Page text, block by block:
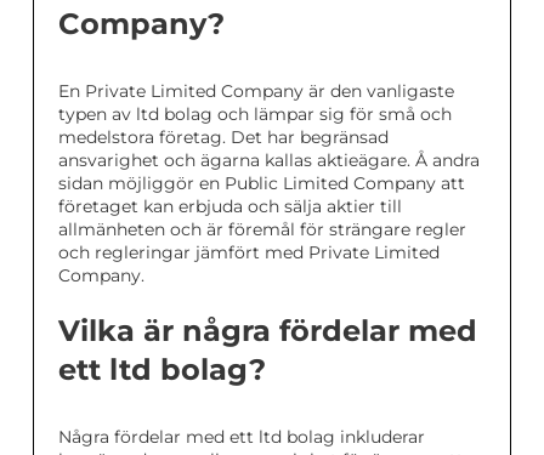
Company?
En Private Limited Company är den vanligaste
typen av ltd bolag och lämpar sig för små och
medelstora företag. Det har begränsad
ansvarighet och ägarna kallas aktieägare. Å andra
sidan möjliggör en Public Limited Company att
företaget kan erbjuda och sälja aktier till
allmänheten och är föremål för strängare regler
och regleringar jämfört med Private Limited
Company.
Vilka är några fördelar med
ett ltd bolag?
Några fördelar med ett ltd bolag inkluderar